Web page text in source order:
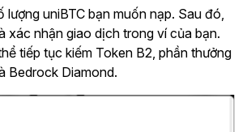
lượng uniBTC bạn muốn nạp. Sau đó,
xác nhận giao dịch trong ví của bạn.
tiếp tục kiếm Token B2, phần thưởng
Bedrock Diamond.